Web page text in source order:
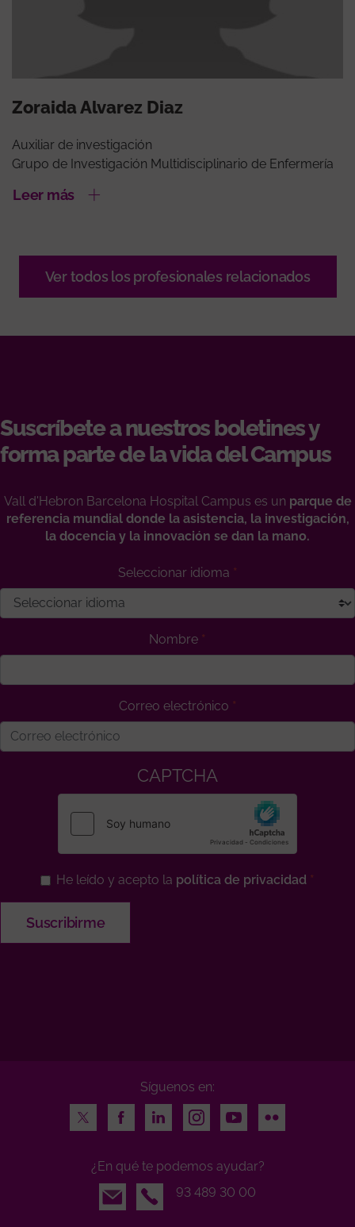
Zoraida Alvarez Diaz
Auxiliar de investigación
Grupo de Investigación Multidisciplinario de Enfermería
Leer más
Ver todos los profesionales relacionados
Suscríbete a nuestros boletines y
forma parte de la vida del Campus
Vall d'Hebron Barcelona Hospital Campus es un parque de
referencia mundial donde la asistencia, la investigación,
la docencia y la innovación se dan la mano.
Seleccionar idioma
Nombre
Correo electrónico
CAPTCHA
He leído y acepto la política de privacidad
Síguenos en:
Twitter
FacebookLinkedInInstagramYoutubeFlickr
¿En qué te podemos ayudar?
Email
93 489 30 00